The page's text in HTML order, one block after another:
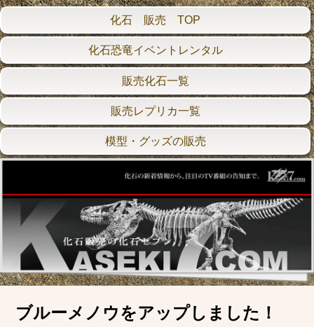
化石 販売 TOP
化石恐竜イベントレンタル
販売化石一覧
販売レプリカ一覧
模型・グッズの販売
ブルーメノウをアップしました！